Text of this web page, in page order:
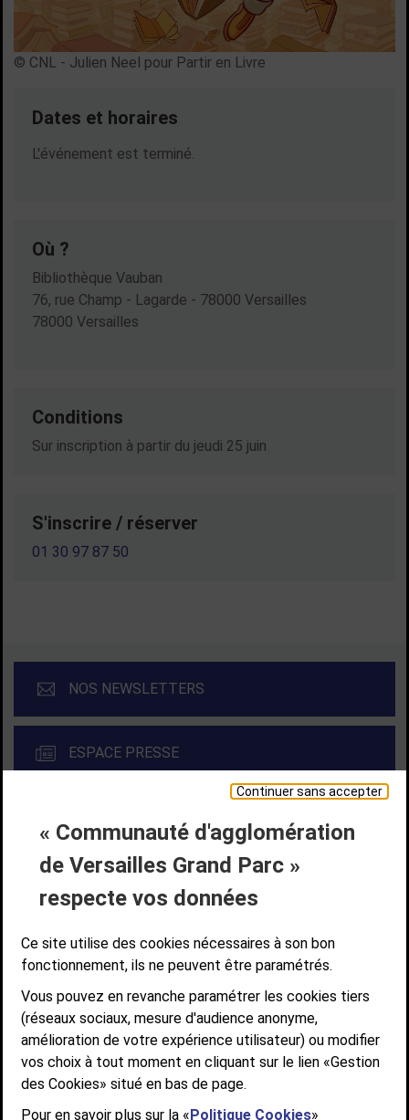
Continuer sans accepter
« Communauté d'agglomération
de Versailles Grand Parc »
respecte vos données
Ce site utilise des cookies nécessaires à son bon
fonctionnement, ils ne peuvent être paramétrés.
Vous pouvez en revanche paramétrer les cookies tiers
(réseaux sociaux, mesure d'audience anonyme,
amélioration de votre expérience utilisateur) ou modifier
vos choix à tout moment en cliquant sur le lien «Gestion
des Cookies» situé en bas de page.
Pour en savoir plus sur la «Politique Cookies»
© CNL - Julien Neel pour Partir en Livre
Dates et horaires
Dates en cours
L'événement est terminé.
Où ?
Bibliothèque Vauban
76, rue Champ - Lagarde - 78000 Versailles
78000 Versailles
Conditions
Sur inscription à partir du jeudi 25 juin
S'inscrire / réserver
01 30 97 87 50
NOS NEWSLETTERS
ESPACE PRESSE
Liens bas de page
CONTACT MENTIONS LÉGALES
PLAN DE SITE
ACCESSIBILITÉ NUMÉRIQUE
GESTION DES COOKIES
Suivez-nous
SUIVEZ-NOUS SUR
Communauté d'agglomération de Versailles
Grand Parc
6, AVENUE DE PARIS - CS 10922 - 78009 VERSAILLES CEDEX
STANDARD : 01 39 66 30 00 - OUVERT DU LUNDI AU VENDREDI DE 9H À